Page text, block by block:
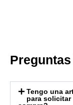
Tengo una
para